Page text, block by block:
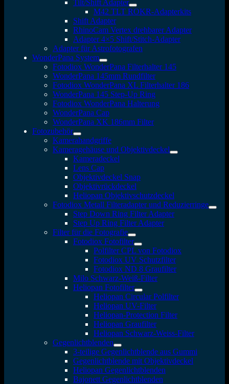
Tilt/Shift Adapter
M42 TLT ROKR-Adapterkits
Shift Adapter
RhinoCam Vertex drehbarer Adapter
Adapter 4×5 Shift/Stitch-Adapter
Adapter für Astrofotografen
WonderPana System
Fotodiox WonderPana Filterhalter 145
WonderPana 145mm Rundfilter
Fotodiox WonderPana XL Filterhalter 186
WonderPana 145 Step-Up Ring
Fotodiox WonderPana Halterung
WonderPana Cap
WonderPana XK 186mm Filter
Fotozubehör
Kamerahandgriffe
Kameragehäuse und Objektivdeckel
Kameradeckel
Lens Cap
Objektivdeckel Snap
Objektivrückdeckel
Heliopan Objektivschutzdeckel
Fotodiox Metall Filteradapter und Reduzierringe
Step Down Ring Filter Adapter
Step Up Ring Filter Adapter
Filter für die Fotografie
Fotodiox Fotofilter
Polfilter CPL von Fotodiox
Fotodiox UV Schutzfilter
Fotodiox ND 8 Graufilter
Milo Schwarz-Weiß-Filter
Heliopan Fotofilter
Heliopan Circular Polfilter
Heliopan UV-Filter
Heliopan-Protection Filter
Heliopan Graufilter
Heliopan Schwarz-Weiss-Filter
Gegenlichtblenden
3-teilige Gegenlichtblende aus Gummi
Gegenlichtblende mit Objektivdeckel
Heliopan Gegenlichtblenden
Bajonett Gegenlichtblenden